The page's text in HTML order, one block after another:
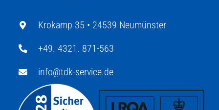
Krokamp 35 • 24539 Neumünster
+49. 4321. 871-563
info@tdk-service.de